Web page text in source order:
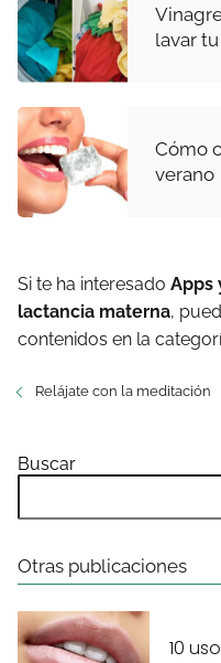
lavar
Cómo
verano
Si te ha interesado Apps
lactancia materna,
contenidos en la
Relájate con la meditación
Buscar
Otras publicaciones
10